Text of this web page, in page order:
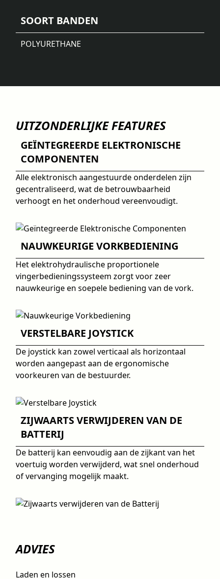
SOORT BANDEN
POLYURETHANE
UITZONDERLIJKE FEATURES
GEÏNTEGREERDE ELEKTRONISCHE
COMPONENTEN
Alle elektronisch aangestuurde onderdelen zijn
gecentraliseerd, wat de betrouwbaarheid
verhoogt en het onderhoud vereenvoudigt.
NAUWKEURIGE VORKBEDIENING
Het elektrohydraulische proportionele
vingerbedieningssysteem zorgt voor zeer
nauwkeurige en soepele bediening van de vork.
VERSTELBARE JOYSTICK
De joystick kan zowel verticaal als horizontaal
worden aangepast aan de ergonomische
voorkeuren van de bestuurder.
ZIJWAARTS VERWIJDEREN VAN DE
BATTERIJ
De batterij kan eenvoudig aan de zijkant van het
voertuig worden verwijderd, wat snel onderhoud
of vervanging mogelijk maakt.
ADVIES
Laden en lossen